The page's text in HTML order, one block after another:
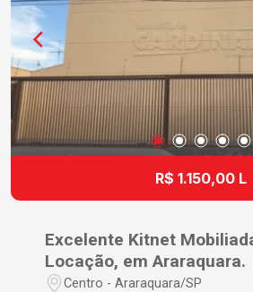
R$ 1.150,00 L
Excelente Kitnet
Locação, em Araraquara.
Centro - Araraquara/SP